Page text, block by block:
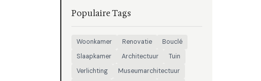
Populaire Tags
Woonkamer Renovatie
Bouclé
Slaapkamer
Architectuur
Tuin
Verlichting
Museumarchitectuur